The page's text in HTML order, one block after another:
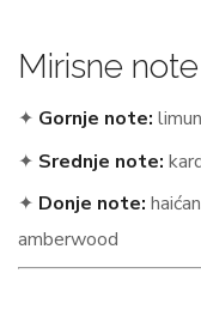
Mirisne note
✦ Gornje note:
✦ Srednje note:
✦ Donje note:
amberwood